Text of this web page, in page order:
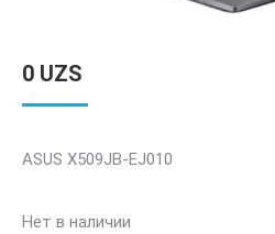
0 UZS
ASUS X509JB-EJ010
Нет в наличии